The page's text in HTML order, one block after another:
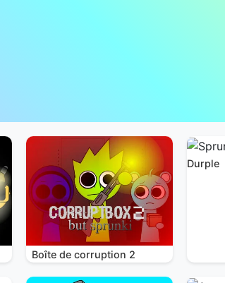
Boîte de corruption 2
Durple